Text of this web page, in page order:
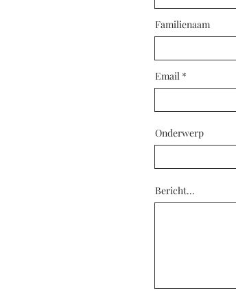
Familienaam
Email
Onderwerp
Bericht...